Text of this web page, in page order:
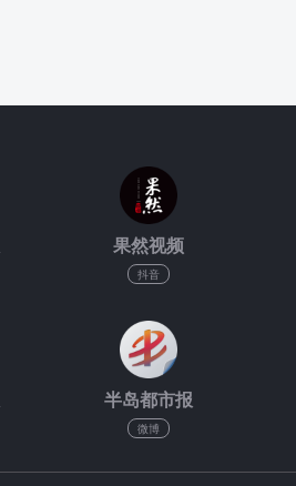
果然视频
抖音
半岛都市报
微博